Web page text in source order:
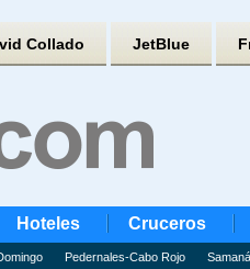
Collado JetBlue
Hoteles Cruceros
Pedernales-Cabo Rojo Samaná